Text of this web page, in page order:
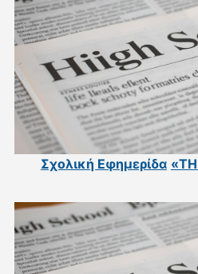
Σχολική Εφημερίδα